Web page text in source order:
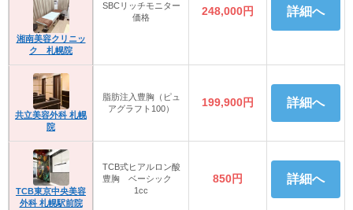
湘南美容クリニッ
ク 札幌院
SBCリッチモニター
価格
248,000円 詳細へ
共立美容外科 札幌
院
脂肪注入豊胸（ピュ
アグラフト100）
199,900円 詳細へ
TCB東京中央美容
外科 札幌駅前院
TCB式ヒアルロン酸
豊胸 ベーシック
1cc
850円 詳細へ